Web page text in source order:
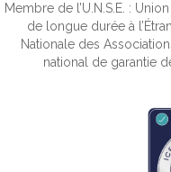
Membre de l’U.N.S.E. :
de longue durée à
Nationale des
national de garantie